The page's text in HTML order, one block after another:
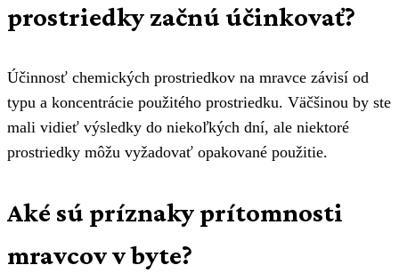
prostriedky začnú účinkovať?
Účinnosť chemických prostriedkov na mravce závisí od
typu a koncentrácie použitého prostriedku. Väčšinou by ste
mali vidieť výsledky do niekoľkých dní, ale niektoré
prostriedky môžu vyžadovať opakované použitie.
Aké sú príznaky prítomnosti
mravcov v byte?